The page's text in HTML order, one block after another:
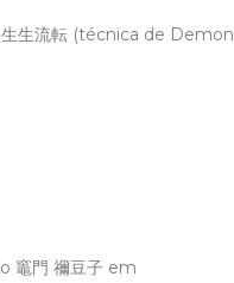
生流転 (técnica de Demon
竈門 禰豆子 em